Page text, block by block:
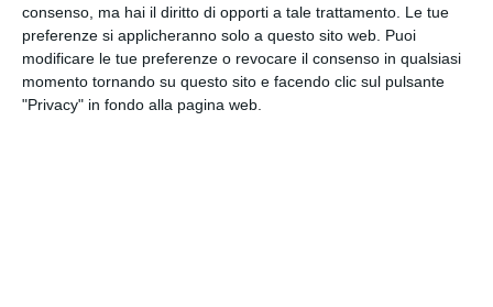
consenso, ma hai il diritto di opporti a tale trattamento. Le tue
preferenze si applicheranno solo a questo sito web. Puoi
modificare le tue preferenze o revocare il consenso in qualsiasi
momento tornando su questo sito e facendo clic sul pulsante
"Privacy" in fondo alla pagina web.
CONDIVIDI QUESTA
CARTOLINA